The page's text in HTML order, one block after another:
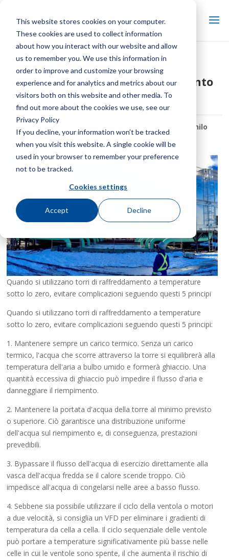
This website stores cookies on your computer.
These cookies are used to collect information
about how you interact with our website and allow
us to remember you. We use this information in
order to improve and customize your browsing
experience and for analytics and metrics about our
visitors both on this website and other media. To
find out more about the cookies we use, see our
Privacy Policy
If you decline, your information won’t be tracked
when you visit this website. A single cookie will be
used in your browser to remember your preference
not to be tracked.
Cookies settings
Accept Decline
5 regole da seguire quando si
utilizzano le torri di raffreddamento
in climi freddi
Staff tecnico di raffreddamento SPX
Mantienilo
fresco Centro notizie
Quando si utilizzano torri di raffreddamento a temperature
sotto lo zero, evitare complicazioni seguendo questi 5 principi
Quando si utilizzano torri di raffreddamento a temperature
sotto lo zero, evitare complicazioni seguendo questi 5 principi:
1. Mantenere sempre un carico termico. Senza un carico
termico, l'acqua che scorre attraverso la torre si equilibrerà alla
temperatura dell'aria a bulbo umido e formerà ghiaccio. Una
quantità eccessiva di ghiaccio può impedire il flusso d'aria e
danneggiare il riempimento.
2. Mantenere la portata d'acqua della torre al minimo previsto
o superiore. Ciò garantisce una distribuzione uniforme
dell'acqua sul riempimento e, di conseguenza, prestazioni
prevedibili.
3. Bypassare il flusso dell'acqua di esercizio direttamente alla
vasca dell'acqua fredda se il calore scende troppo. Ciò
impedisce all'acqua di congelarsi nelle aree a basso flusso.
4. Sebbene sia possibile utilizzare il ciclo della ventola o motori
a due velocità, si consiglia un VFD per eliminare i gradienti di
temperatura da cella a cella. Il ciclo sequenziale delle ventole
può portare a temperature significativamente più basse nelle
celle in cui le ventole sono spente, il che aumenta il rischio di